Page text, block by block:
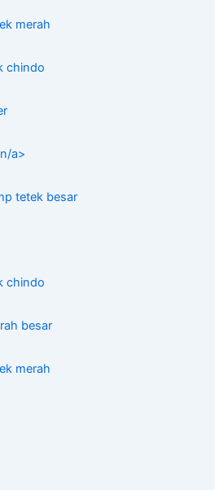
merah
chindo
a>
tetek besar
chindo
besar
merah